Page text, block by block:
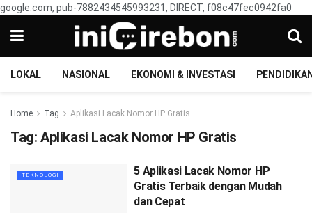
google.com, pub-7882434545993231, DIRECT, f08c47fec0942fa0
LOKAL NASIONAL EKONOMI & INVESTASI
Home Tag Aplikasi Lacak Nomor HP Gratis
Tag: Aplikasi Lacak Nomor HP Gratis
TEKNOLOGI
5 Aplikasi Lacak Nomor HP
Gratis Terbaik dengan Mudah
dan Cepat